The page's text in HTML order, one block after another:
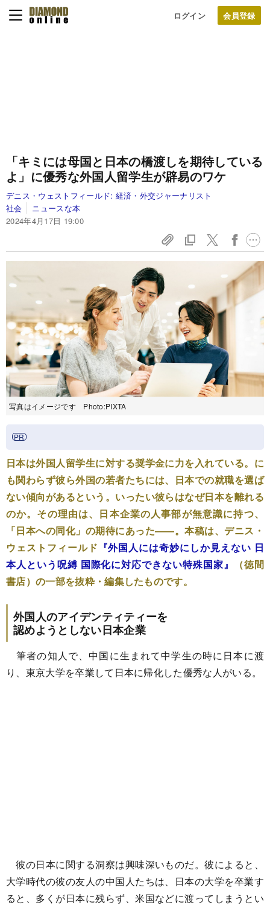
ログイン
「キミには母国と日本の橋渡しを期待している
よ」に優秀な外国人留学生が辟易のワケ
デニス・ウェストフィールド: 経済・外交ジャーナリスト
社会
ニュースな本
2024年4月17日 19:00
写真はイメージです Photo:PIXTA
日本は外国人留学生に対する奨学金に力を入れている。に
も関わらず彼ら外国の若者たちには、日本での就職を選ば
ない傾向があるという。いったい彼らはなぜ日本を離れる
のか。その理由は、日本企業の人事部が無意識に持つ、
「日本への同化」の期待にあった――。本稿は、デニス・
ウェストフィールド 『外国人には奇妙にしか見えない 日
本人という呪縛 国際化に対応できない特殊国家』
（徳間
書店）の一部を抜粋・編集したものです。
外国人のアイデンティティーを
認めようとしない日本企業
筆者の知人で、中国に生まれて中学生の時に日本に渡
り、東京大学を卒業して日本に帰化した優秀な人がいる。
彼の日本に関する洞察は興味深いものだ。彼によると、
大学時代の彼の友人の中国人たちは、日本の大学を卒業す
ると、多くが日本に残らず、米国などに渡ってしまうとい